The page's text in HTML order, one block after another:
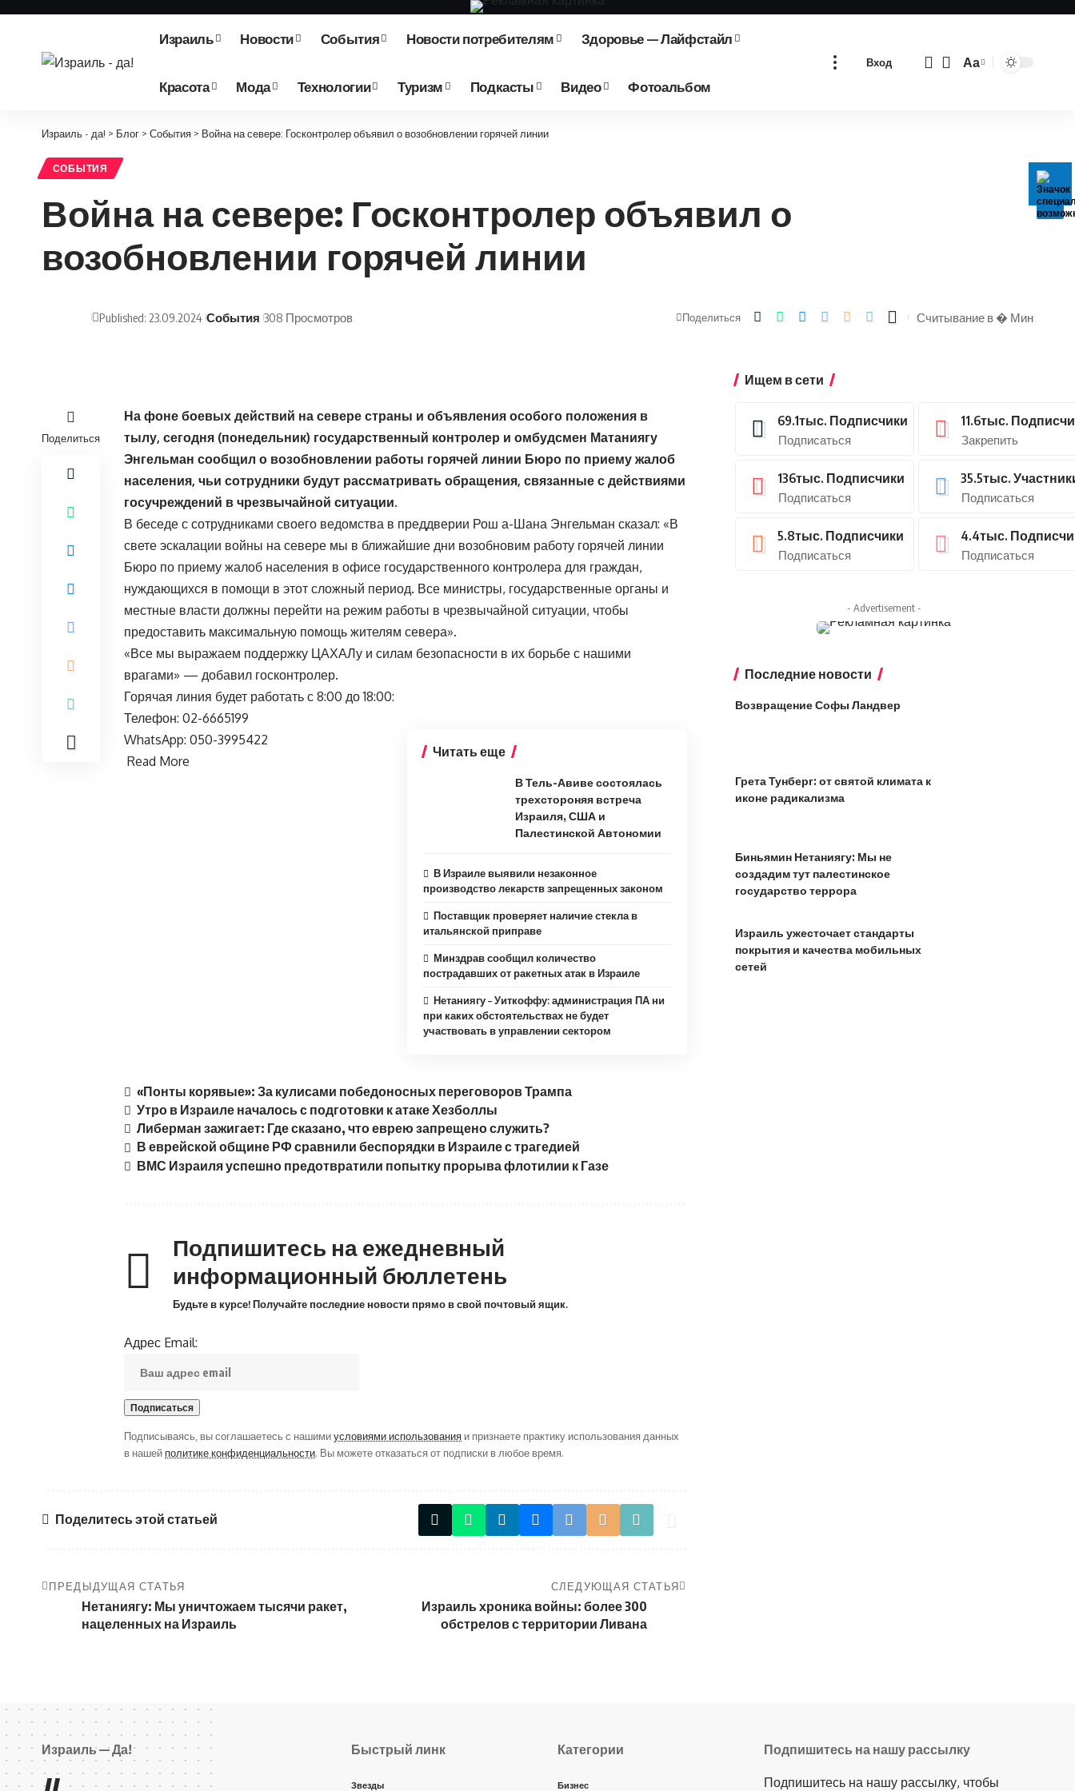
Израиль Новости События Новости потребителям Здоровье — Лайфстайл
Красота Мода Технологии Туризм Подкасты Видео Фотоальбом
Вход
Изменение
Аа
Израиль - да! > Блог > События > Война на севере: Госконтролер объявил о возобновлении горячей линии
СОБЫТИЯ
Война на севере: Госконтролер объявил о
возобновлении горячей линии
Published: 23.09.2024 События 308 Просмотров Поделиться Считывание в � Мин
Поделиться
На фоне боевых действий на севере страны и объявления особого положения в
тылу, сегодня (понедельник) государственный контролер и омбудсмен Матаниягу
Энгельман сообщил о возобновлении работы горячей линии Бюро по приему жалоб
населения, чьи сотрудники будут рассматривать обращения, связанные с действиями
госучреждений в чрезвычайной ситуации.
В беседе с сотрудниками своего ведомства в преддверии Рош а-Шана Энгельман сказал: «В
свете эскалации войны на севере мы в ближайшие дни возобновим работу горячей линии
Бюро по приему жалоб населения в офисе государственного контролера для граждан,
нуждающихся в помощи в этот сложный период. Все министры, государственные органы и
местные власти должны перейти на режим работы в чрезвычайной ситуации, чтобы
предоставить максимальную помощь жителям севера».
«Все мы выражаем поддержку ЦАХАЛу и силам безопасности в их борьбе с нашими
врагами» — добавил госконтролер.
Горячая линия будет работать с 8:00 до 18:00:
Телефон: 02-6665199
Читать еще
В Тель-Авиве состоялась
трехстороняя встреча
Израиля, США и
Палестинской Автономии
В Израиле выявили незаконное
производство лекарств запрещенных законом
Поставщик проверяет наличие стекла в
итальянской приправе
Минздрав сообщил количество
пострадавших от ракетных атак в Израиле
Нетаниягу – Уиткоффу: администрация ПА ни
при каких обстоятельствах не будет
участвовать в управлении сектором
WhatsApp: 050-3995422
Read More
«Понты корявые»: За кулисами победоносных переговоров Трампа
Утро в Израиле началось с подготовки к атаке Хезболлы
Либерман зажигает: Где сказано, что еврею запрещено служить?
В еврейской общине РФ сравнили беспорядки в Израиле с трагедией
ВМС Израиля успешно предотвратили попытку прорыва флотилии к Газе
Подпишитесь на ежедневный
информационный бюллетень
Будьте в курсе! Получайте последние новости прямо в свой почтовый ящик.
Адрес Email:
Подписываясь, вы соглашаетесь с нашимиусловиями использования и признаете практику использования данных
в нашей политике конфиденциальности. Вы можете отказаться от подписки в любое время.
Поделитесь этой статьей
ПРЕДЫДУЩАЯ СТАТЬЯ
Нетаниягу: Мы уничтожаем тысячи ракет,
нацеленных на Израиль
СЛЕДУЮЩАЯ СТАТЬЯ
Израиль хроника войны: более 300
обстрелов с территории Ливана
Ищем в сети
69.1тыс. Подписчики
Подписаться
11.6тыс.
Закрепить
136тыс. Подписчики
Подписаться
35.5тыс.
Подписаться
5.8тыс. Подписчики
Подписаться
4.4тыс.
Подписаться
- Advertisement -
Последние новости
Возвращение Софы Ландвер
Грета Тунберг: от святой климата к
иконе радикализма
Биньямин Нетаниягу: Мы не
создадим тут палестинское
государство террора
Израиль ужесточает стандарты
покрытия и качества мобильных
сетей
Израиль — Да! Быстрый линк
Звезды
Категории
Бизнес
Подпишитесь на нашу рассылку
Подпишитесь на нашу рассылку, чтобы